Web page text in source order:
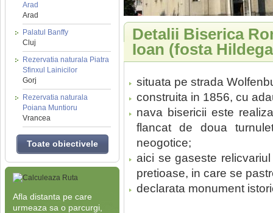
Arad
Arad
Palatul Banffy
Cluj
Rezervatia naturala Piatra
Sfinxul Lainicilor
Gorj
Rezervatia naturala
Poiana Muntioru
Vrancea
Toate obiectivele
Afla distanta pe care
urmeaza sa o parcurgi,
Detalii Biserica
Ioan (fosta
situata pe strada
construita in 1856, cu
nava bisericii este
flancat de doua
neogotice;
aici se gaseste
pretioase, in care se
declarata monument